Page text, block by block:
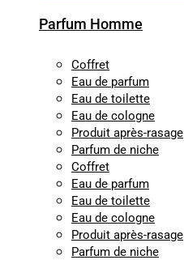
Parfum Homme
Coffret
Eau de parfum
Eau de toilette
Eau de cologne
Produit après-rasage
Parfum de niche
Coffret
Eau de parfum
Eau de toilette
Eau de cologne
Produit après-rasage
Parfum de niche